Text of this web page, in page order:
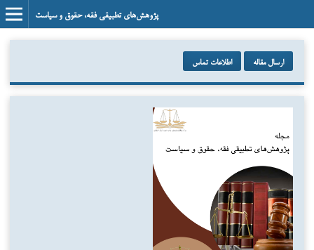
پژوهش‌های تطبیقی فقه، حقوق و سیاست
ارسال مقاله اطلاعات تماس